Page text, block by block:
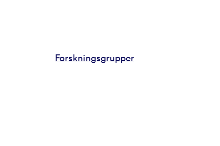
Forskningsgrupper